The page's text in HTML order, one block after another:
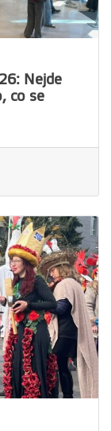
Nejde
co se